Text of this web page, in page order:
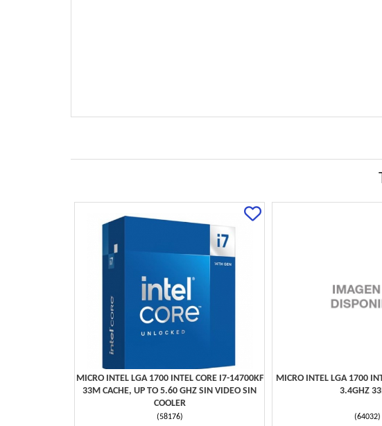
MICRO INTEL LGA 1700 INTEL CORE I7-14700KF
33M CACHE, UP TO 5.60 GHZ SIN VIDEO SIN
COOLER
(58176)
MICRO INTEL LGA 1700
3.4GHZ
(64032)